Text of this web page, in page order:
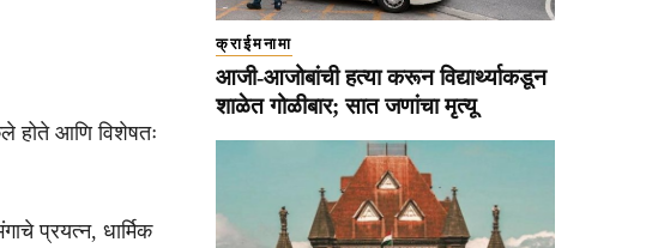
होते आणि विशेषतः
प्रयत्न, धार्मिक
क्राईमनामा
आजी-आजोबांची हत्या करून विद्यार्थ्याकडून
शाळेत गोळीबार; सात जणांचा मृत्यू